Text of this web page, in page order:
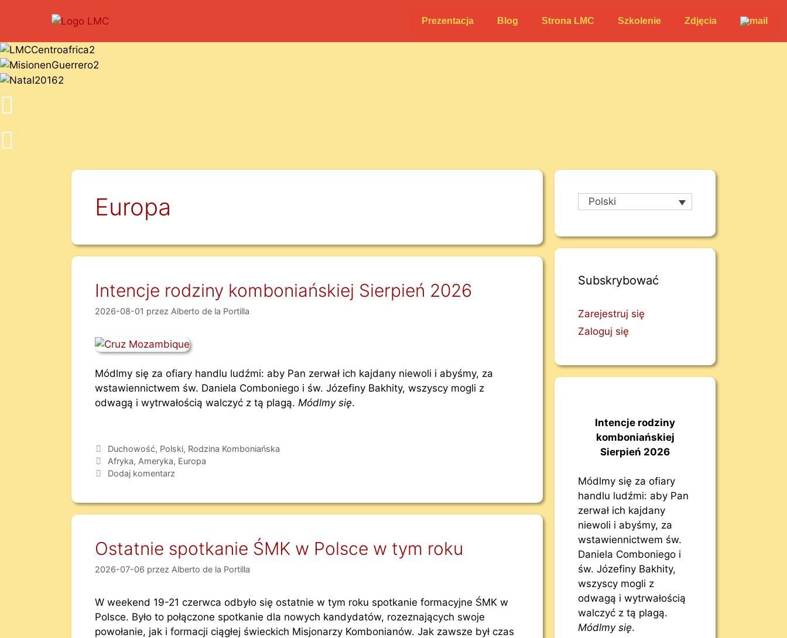
Prezentacja Blog Strona LMC Szkolenie Zdjęcia
Europa
Intencje rodziny komboniańskiej Sierpień 2026
2026-08-01 przez Alberto de la Portilla
Módlmy się za ofiary handlu ludźmi: aby Pan zerwał ich kajdany niewoli i abyśmy, za
wstawiennictwem św. Daniela Comboniego i św. Józefiny Bakhity, wszyscy mogli z
odwagą i wytrwałością walczyć z tą plagą. Módlmy się.
Duchowość, Polski, Rodzina Komboniańska
Afryka, Ameryka, Europa
Dodaj komentarz
Ostatnie spotkanie ŚMK w Polsce w tym roku
2026-07-06 przez Alberto de la Portilla
W weekend 19-21 czerwca odbyło się ostatnie w tym roku spotkanie formacyjne ŚMK w
Polsce. Było to połączone spotkanie dla nowych kandydatów, rozeznających swoje
powołanie, jak i formacji ciągłej świeckich Misjonarzy Kombonianów. Jak zawsze był czas
Polski
Subskrybować
Zarejestruj się
Zaloguj się
Intencje rodziny
komboniańskiej
Sierpień 2026
Módlmy się za ofiary
handlu ludźmi: aby Pan
zerwał ich kajdany
niewoli i abyśmy, za
wstawiennictwem św.
Daniela Comboniego i
św. Józefiny Bakhity,
wszyscy mogli z
odwagą i wytrwałością
walczyć z tą plagą.
Módlmy się.